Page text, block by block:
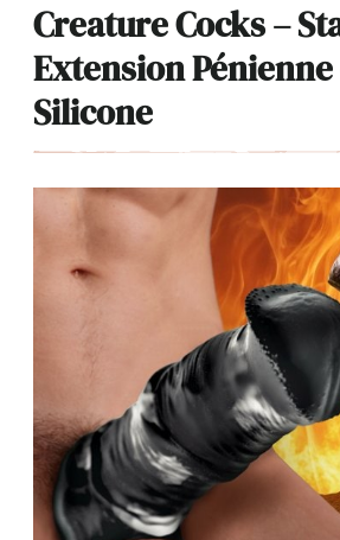
Creature Cocks –
Extension
Silicone